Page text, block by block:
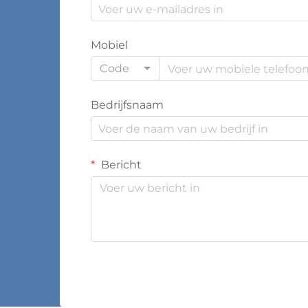
Mobiel
Code
Bedrijfsnaam
Bericht